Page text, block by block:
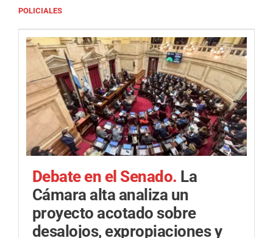
POLICIALES
Debate en el Senado. La
Cámara alta analiza un
proyecto acotado sobre
desalojos, expropiaciones y